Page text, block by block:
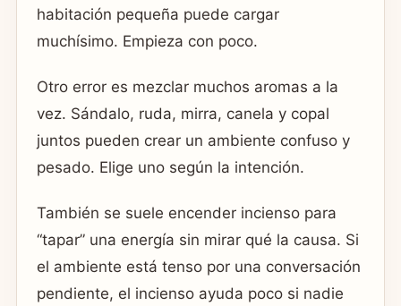
habitación pequeña puede cargar
muchísimo. Empieza con poco.
Otro error es mezclar muchos aromas a la
vez. Sándalo, ruda, mirra, canela y copal
juntos pueden crear un ambiente confuso y
pesado. Elige uno según la intención.
También se suele encender incienso para
“tapar” una energía sin mirar qué la causa. Si
el ambiente está tenso por una conversación
pendiente, el incienso ayuda poco si nadie